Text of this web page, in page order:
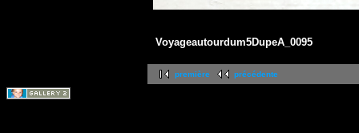
Voyageautourdum5DupeA_0095
première précédente